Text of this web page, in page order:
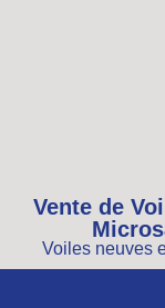
Vente de
Voiles neuves